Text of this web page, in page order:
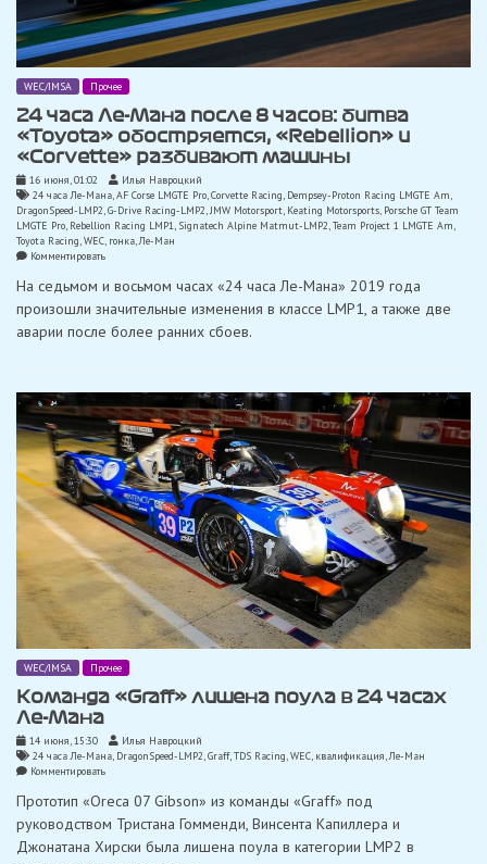
WEC/IMSA Прочее
24 часа Ле-Мана после 8 часов: битва
«Toyota» обостряется, «Rebellion» и
«Corvette» разбивают машины
16 июня, 01:02
Илья Навроцкий
24 часа Ле-Мана,AF Corse LMGTE Pro,Corvette Racing, Dempsey-Proton Racing LMGTE Am
DragonSpeed-LMP2,G-Drive Racing-LMP2,JMW Motorsport, Keating Motorsports, Porsche GT Team
LMGTE Pro, Rebellion Racing LMP1, Signatech Alpine Matmut-LMP2,Team Project 1 LMGTE Am
Toyota Racing,WEC, гонка,Ле-Ман
Комментироватьon
часа
Мана
после
«Toyota»
обостряется,
«Rebellion»
и
«Corvette»
разбивают
машины
На седьмом и восьмом часах «24 часа Ле-Мана» 2019 года
произошли значительные изменения в классе LMP1, а также две
аварии после более ранних сбоев.
WEC/IMSA Прочее
Команда «Graff» лишена поула в 24 часах
Ле-Мана
14 июня, 15:30
Илья Навроцкий
24 часа Ле-Мана DragonSpeed-LMP2 Graff, TDS Racing WEC квалификация Ле-Ман
Комментироватьon
«Graff»
поула
в
Прототип «Оrеcа 07 Gibson» из команды «Graff» под
руководством Тристана Гомменди, Винсента Капиллера и
Джонатана Хирски была лишена поула в категории LMP2 в